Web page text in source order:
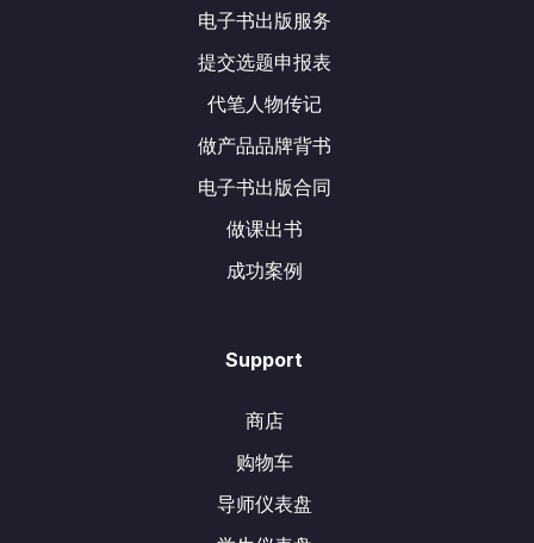
电子书出版服务
提交选题申报表
代笔人物传记
做产品品牌背书
电子书出版合同
做课出书
成功案例
Support
商店
购物车
导师仪表盘